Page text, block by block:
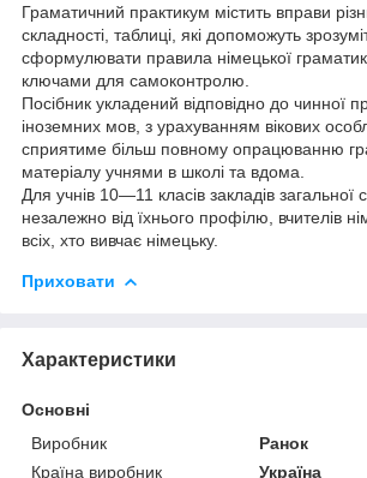
Граматичний практикум містить вправи
складності, таблиці, які допоможуть
сформулювати правила німецької
ключами для самоконтролю.
Посібник укладений відповідно до чинної
іноземних мов, з урахуванням вікових
сприятиме більш повному опрацюванню
матеріалу учнями в школі та вдома.
Для учнів 10—11 класів закладів загальної
незалежно від їхнього профілю, вчителів
всіх, хто вивчає німецьку.
Приховати
Характеристики
Основні
Виробник
Ранок
Країна виробник
Україна